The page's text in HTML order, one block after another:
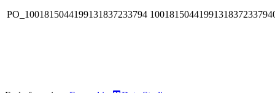
PO_1001815044199131837233794